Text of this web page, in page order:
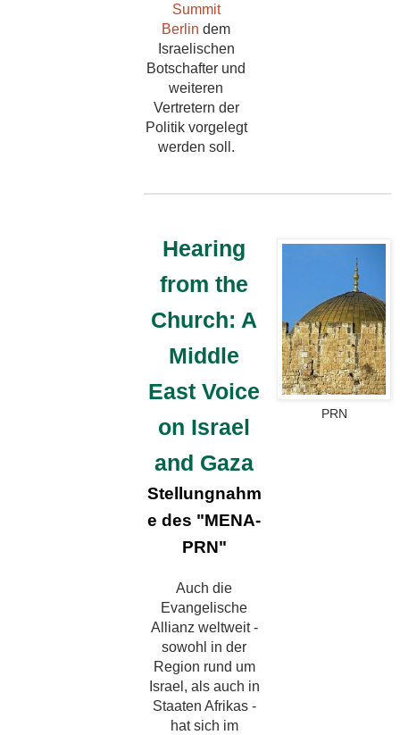
Summit
Berlin dem
Israelischen
Botschafter und
weiteren
Vertretern der
Politik vorgelegt
werden soll.
Hearing
from the
Church: A
Middle
East Voice
on Israel
and Gaza
Stellungnahm
e des "MENA-
PRN"
Auch die
Evangelische
Allianz weltweit -
sowohl in der
Region rund um
Israel, als auch in
Staaten Afrikas -
hat sich im
PRN